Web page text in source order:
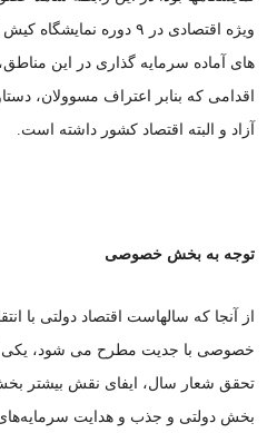
ويژه اقتصادی در ۹ دوره
های آماده سرمایه گذاری در این مناطق،
اقدامی که بنابر اعتراف مسوولان،
آزاد و البته اقتصاد کشور داشته است.
توجه به بخش خصوصی
از آنجا که سالهاست اقتصاد دولتی با
خصوصی با جدیت مطرح می شود، یکی از
تحقق شعار سال، ایفای نقش بیشتر
بخش دولتی و جذب و هدایت